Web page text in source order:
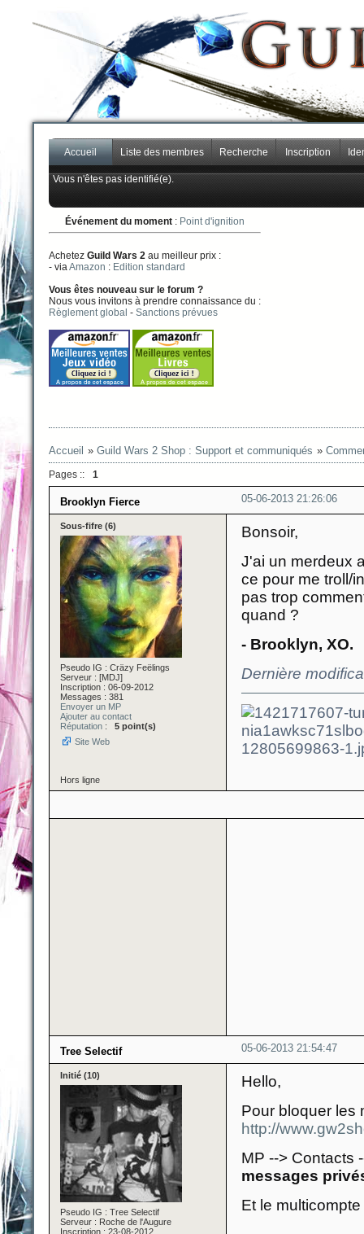
Accueil Liste des membres Recherche Inscription
Vous n'êtes pas identifié(e).
Événement du moment : Point d'ignition
Achetez Guild Wars 2 au meilleur prix :
- viaAmazon : Edition standard
Vous êtes nouveau sur le forum ?
Nous vous invitons à prendre connaissance du :
Règlement global - Sanctions prévues
Accueil »Guild Wars 2 Shop : Support et communiqués »
Pages :: 1
05-06-2013 21:26:06
Brooklyn Fierce
Sous-fifre (6)
Pseudo IG : Cräzy Feëlings
Serveur : [MDJ]
Inscription : 06-09-2012
Messages : 381
Envoyer un MP
Ajouter au contact
Réputation : 5 point(s)
Site Web
Bonsoir,
J'ai un merdeux
ce pour me troll/
pas trop
quand ?
- Brooklyn, XO.
Dernière
Hors ligne
05-06-2013 21:54:47
Tree Selectif
Initié (10)
Pseudo IG : Tree Selectif
Serveur : Roche de l'Augure
Inscription : 23-08-2012
Hello,
Pour bloquer les
http://
MP --> Contacts
messages
Et le